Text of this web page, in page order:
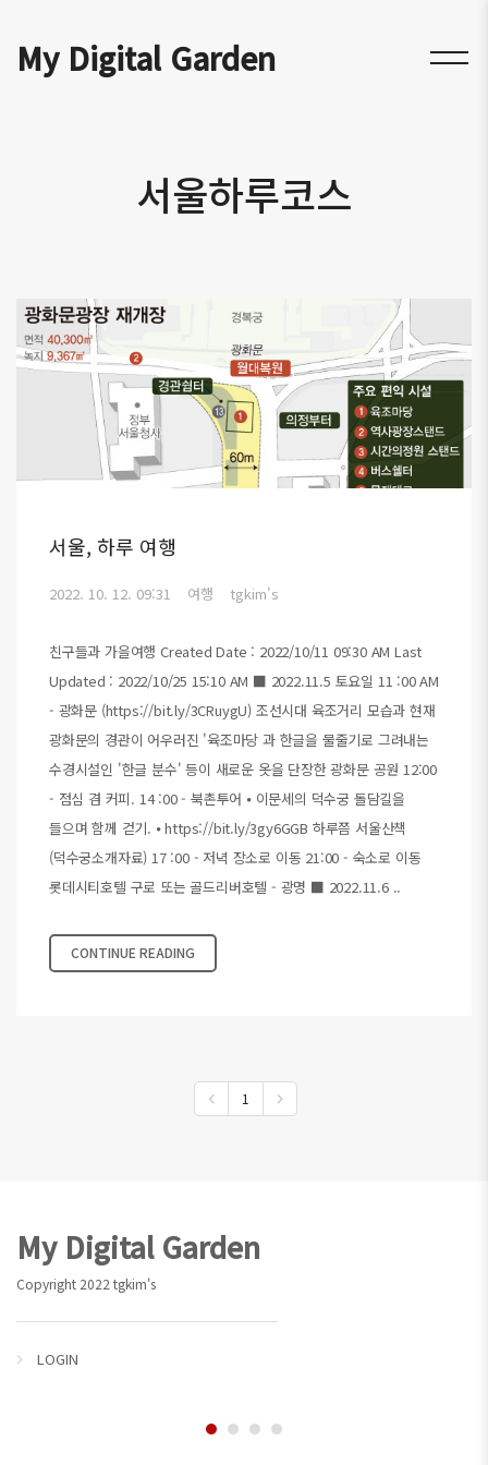
My Digital Garden
서울하루코스
서울, 하루 여행
2022. 10. 12. 09:31 여행 tgkim's
친구들과 가을여행 Created Date : 2022/10/11 09:30 AM Last
Updated : 2022/10/25 15:10 AM ■ 2022.11.5 토요일 11 :00 AM
- 광화문 (https://bit.ly/3CRuygU) 조선시대 육조거리 모습과 현재
광화문의 경관이 어우러진 '육조마당 과 한글을 물줄기로 그려내는
수경시설인 '한글 분수' 등이 새로운 옷을 단장한 광화문 공원 12:00
- 점심 겸 커피. 14 :00 - 북촌투어 ⦁ 이문세의 덕수궁 돌담길을
들으며 함께 걷기. ⦁ https://bit.ly/3gy6GGB 하루쯤 서울산책
(덕수궁소개자료) 17 :00 - 저녁 장소로 이동 21:00 - 숙소로 이동
롯데시티호텔 구로 또는 골드리버호텔 - 광명 ■ 2022.11.6 ..
CONTINUE READING
1
Footer
My Digital Garden
Copyright 2022 tgkim's
LOGIN